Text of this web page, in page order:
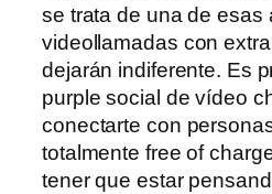
se trata de una de esas
videollamadas con
dejarán indiferente. Es
purple social de vídeo
conectarte con
totalmente free of
tener que estar